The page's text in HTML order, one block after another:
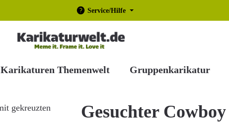
Service/Hilfe
Karikaturen Themenwelt Gruppenkarikatur
Gesuchter Cowboy